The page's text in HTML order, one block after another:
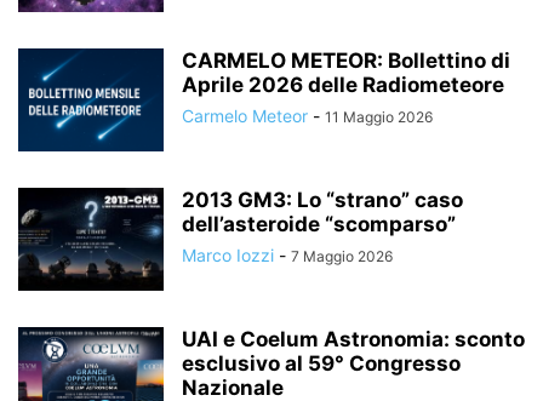
CARMELO METEOR: Bollettino di
Aprile 2026 delle Radiometeore
Carmelo Meteor - 11 Maggio 2026
2013 GM3: Lo “strano” caso
dell’asteroide “scomparso”
Marco Iozzi - 7 Maggio 2026
UAI e Coelum Astronomia: sconto
esclusivo al 59° Congresso
Nazionale